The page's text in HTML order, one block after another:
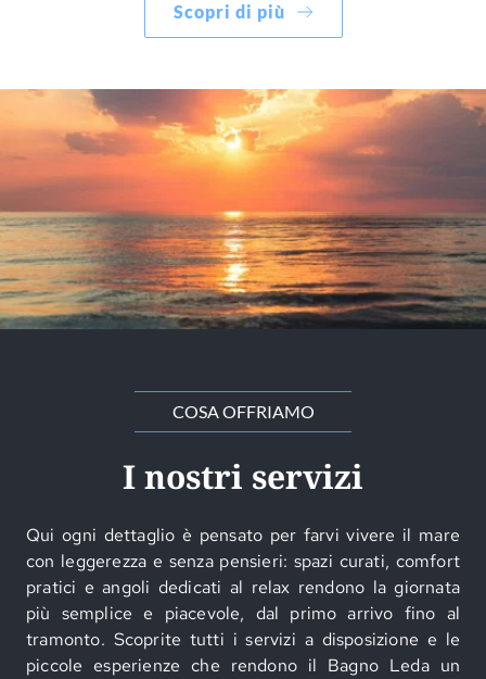
Scopri di più
COSA OFFRIAMO
I nostri servizi
Qui ogni dettaglio è pensato per farvi vivere il mare
con leggerezza e senza pensieri: spazi curati, comfort
pratici e angoli dedicati al relax rendono la giornata
più semplice e piacevole, dal primo arrivo fino al
tramonto. Scoprite tutti i servizi a disposizione e le
piccole esperienze che rendono il Bagno Leda un